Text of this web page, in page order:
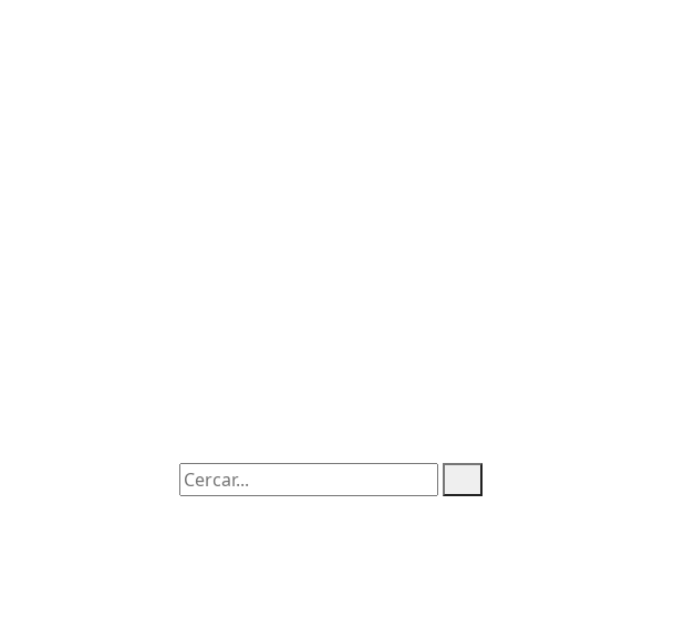
Cercar: